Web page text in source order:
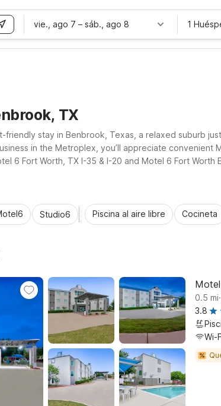
vie., ago 7 – sáb., ago 8 1
TX
stay in Benbrook, Texas, a relaxed suburb
in the Metroplex, you’ll appreciate
6 Fort Worth, TX I-35 & I-20 and Motel 6 Fort
and stress-free.
Studio6 Piscina al aire libre Cocineta
0.5 mi.
3.8
Wi-